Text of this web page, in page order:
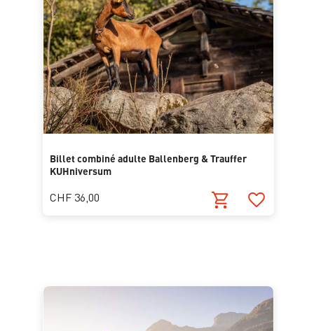
Billet combiné adulte Ballenberg & Trauffer
KUHniversum
CHF 36,00